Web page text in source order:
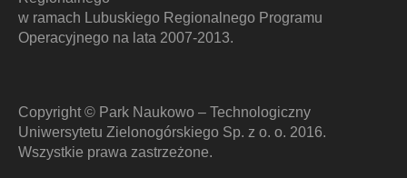
w ramach Lubuskiego Regionalnego Programu
Operacyjnego na lata 2007-2013.
Copyright © Park Naukowo – Technologiczny
Uniwersytetu Zielonogórskiego Sp. z o. o. 2016.
Wszystkie prawa zastrzeżone.